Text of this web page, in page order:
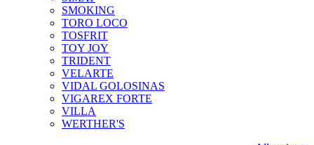
SMOKING
TORO LOCO
TOSFRIT
TOY JOY
TRIDENT
VELARTE
VIDAL GOLOSINAS
VIGAREX FORTE
VILLA
WERTHER'S